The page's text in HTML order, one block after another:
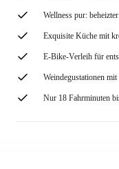
Wellness pur:
Exquisite Küche mit
E-Bike-Verleih für
Weindegustationen
Nur 18 Fahrminuten